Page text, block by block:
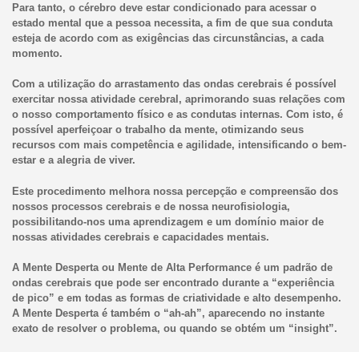
Para tanto, o cérebro deve estar condicionado para acessar o
estado mental que a pessoa necessita, a fim de que sua conduta
esteja de acordo com as exigências das circunstâncias, a cada
momento.
Com a utilização do arrastamento das ondas cerebrais é possível
exercitar nossa atividade cerebral, aprimorando suas relações com
o nosso comportamento físico e as condutas internas. Com isto, é
possível aperfeiçoar o trabalho da mente, otimizando seus
recursos com mais competência e agilidade, intensificando o bem-
estar e a alegria de viver.
Este procedimento melhora nossa percepção e compreensão dos
nossos processos cerebrais e de nossa neurofisiologia,
possibilitando-nos uma aprendizagem e um domínio maior de
nossas atividades cerebrais e capacidades mentais.
A Mente Desperta ou Mente de Alta Performance é um padrão de
ondas cerebrais que pode ser encontrado durante a “experiência
de pico” e em todas as formas de criatividade e alto desempenho.
A Mente Desperta é também o “ah-ah”, aparecendo no instante
exato de resolver o problema, ou quando se obtém um “insight”.